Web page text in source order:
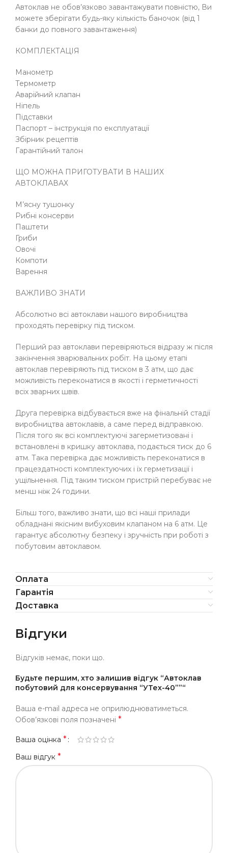
Автоклав не обов’язково завантажувати повністю, Ви
можете зберігати будь-яку кількість баночок (від 1
банки до повного завантаження)
КОМПЛЕКТАЦІЯ
Манометр
Термометр
Аварійний клапан
Ніпель
Підставки
Паспорт – інструкція по експлуатації
Збірник рецептів
Гарантійний талон
ЩО МОЖНА ПРИГОТУВАТИ В НАШИХ
АВТОКЛАВАХ
М’ясну тушонку
Рибні консерви
Паштети
Гриби
Овочі
Компоти
Варення
ВАЖЛИВО ЗНАТИ
Абсолютно всі автоклави нашого виробництва
проходять перевірку під тиском.
Перший раз автоклави перевіряються відразу ж після
закінчення зварювальних робіт. На цьому етапі
автоклав перевіряють під тиском в 3 атм, що дає
можливість переконатися в якості і герметичності
всіх зварних швів.
Друга перевірка відбувається вже на фінальній стадії
виробництва автоклавів, а саме перед відправкою.
Після того як всі комплектуючі загерметизовані і
встановлені в кришку автоклава, подається тиск до 6
атм. Така перевірка дає можливість переконатися в
працездатності комплектуючих і їх герметизації і
ущільнення. Під таким тиском пристрій перебуває не
менш ніж 24 години.
Більш того, важливо знати, що всі наші прилади
обладнані якісним вибуховим клапаном на 6 атм. Це
гарантує абсолютну безпеку і зручність при роботі з
побутовим автоклавом.
Оплата
Гарантія
Доставка
Відгуки
Відгуків немає, поки що.
Будьте першим, хто залишив відгук “Автоклав
побутовий для консервування “УТех-40””“
Ваша e-mail адреса не оприлюднюватиметься.
Обов’язкові поля позначені *
Ваша оцінка *
Ваш відгук *